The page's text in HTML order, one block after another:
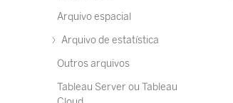
Arquivo espacial
Arquivo de estatística
Outros arquivos
Tableau Server ou Tableau